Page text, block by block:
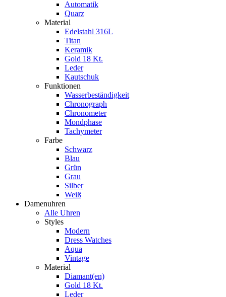
Automatik
Quarz
Material
Edelstahl 316L
Titan
Keramik
Gold 18 Kt.
Leder
Kautschuk
Funktionen
Wasserbeständigkeit
Chronograph
Chronometer
Mondphase
Tachymeter
Farbe
Schwarz
Blau
Grün
Grau
Silber
Weiß
Damenuhren
Alle Uhren
Styles
Modern
Dress Watches
Aqua
Vintage
Material
Diamant(en)
Gold 18 Kt.
Leder